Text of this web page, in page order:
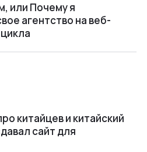
или Почему я
агентство на веб-
китайцев и китайский
сайт для